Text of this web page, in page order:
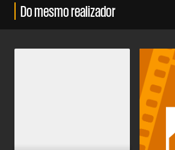
Do mesmo realizador